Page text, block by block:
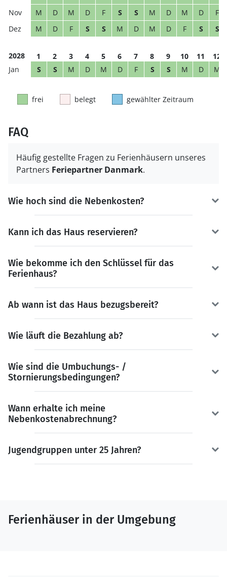
M
D M D F S S M D M D
F
M
D F S S M D M D F S S
2028 1 2 3 4 5 6 7 8 9 10 11
12
S
S M D M D F S S M D M
frei belegt gewählter Zeitraum
FAQ
Häufig gestellte Fragen zu Ferienhäusern unseres
Partners Feriepartner Danmark.
Wie hoch sind die Nebenkosten?
Kann ich das Haus reservieren?
Wie bekomme ich den Schlüssel für das
Ferienhaus?
Ab wann ist das Haus bezugsbereit?
Wie läuft die Bezahlung ab?
Wie sind die Umbuchungs- /
Stornierungsbedingungen?
Wann erhalte ich meine
Nebenkostenabrechnung?
Jugendgruppen unter 25 Jahren?
Ferienhäuser in der Umgebung